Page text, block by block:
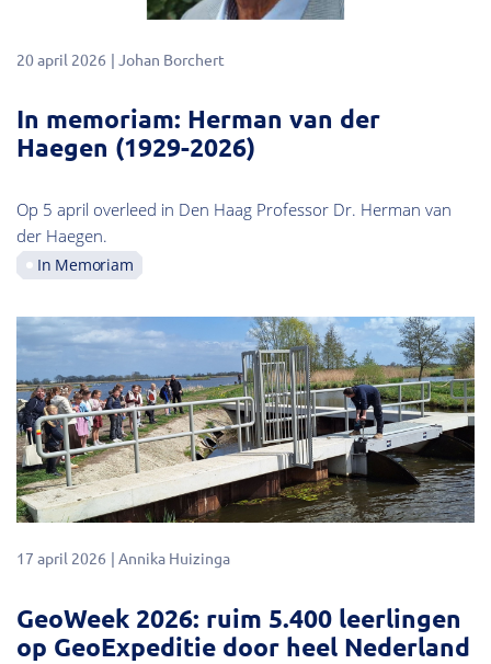
20 april 2026 Johan Borchert
In memoriam: Herman van der
Haegen (1929-2026)
Op 5 april overleed in Den Haag Professor Dr. Herman van
der Haegen.
In Memoriam
17 april 2026 Annika Huizinga
GeoWeek 2026: ruim 5.400 leerlingen
op GeoExpeditie door heel Nederland